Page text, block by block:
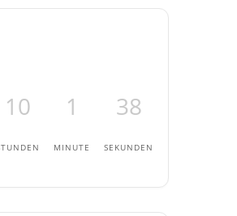
10 1
MINUTE
38
SEKUNDEN